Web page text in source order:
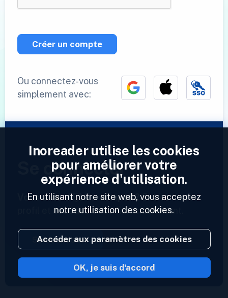
Créer un compte
Ou connectez-vous
simplement avec:
Se connecter
Vous avez déjà un compte ? Entrez votre
profil et accédez à vos flux maintenant.
Se connecter
2023 © Inoreader
Inoreader utilise les cookies
pour améliorer votre
expérience d'utilisation.
En utilisant notre site web, vous acceptez
notre utilisation des cookies.
Accéder aux paramètres des cookies
OK, je suis d'accord